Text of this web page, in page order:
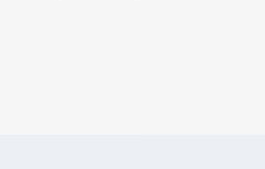
vous pouvez